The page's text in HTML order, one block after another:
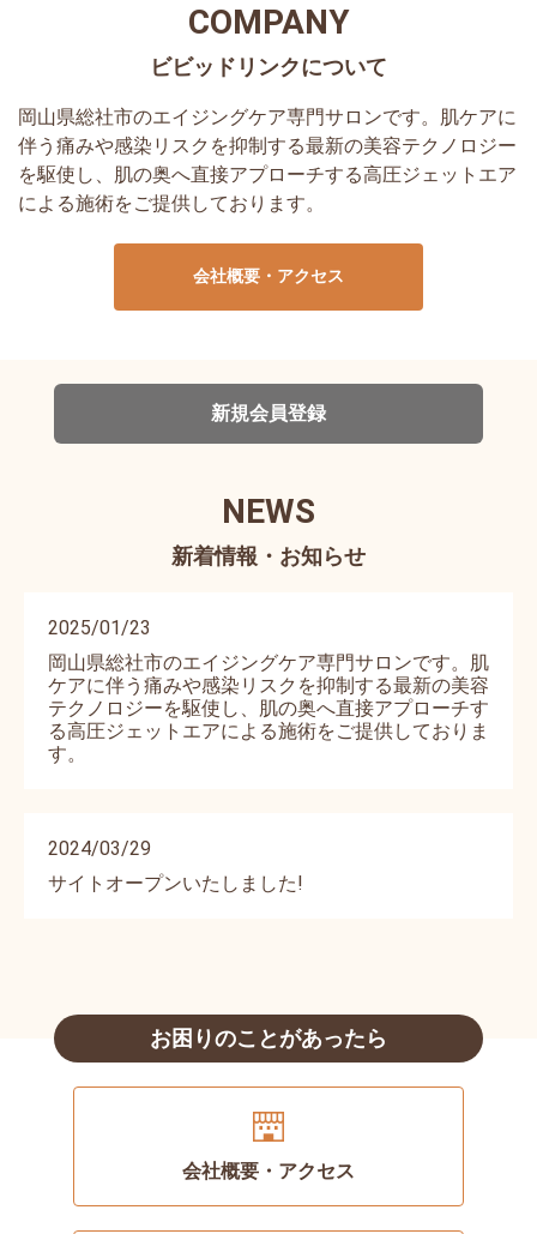
COMPANY
岡山県総社市のエイジングケア専門サロンです。肌ケアに
伴う痛みや感染リスクを抑制する最新の美容テクノロジー
を駆使し、肌の奥へ直接アプローチする高圧ジェットエア
による施術をご提供しております。
会社概要・アクセス
新規会員登録
NEWS
2025/01/23
岡山県総社市のエイジングケア専門サロンです。肌
ケアに伴う痛みや感染リスクを抑制する最新の美容
テクノロジーを駆使し、肌の奥へ直接アプローチす
る高圧ジェットエアによる施術をご提供しておりま
す。
2024/03/29
サイトオープンいたしました!
お困りのことがあったら
会社概要・アクセス